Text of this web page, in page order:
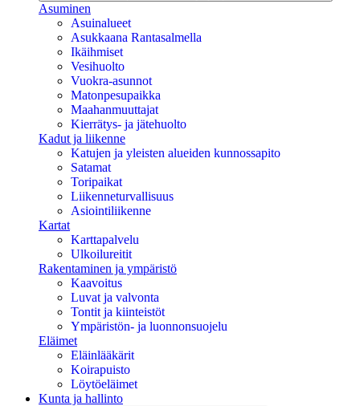
Asuminen
Asuinalueet
Asukkaana Rantasalmella
Ikäihmiset
Vesihuolto
Vuokra-asunnot
Matonpesupaikka
Maahanmuuttajat
Kierrätys- ja jätehuolto
Kadut ja liikenne
Katujen ja yleisten alueiden kunnossapito
Satamat
Toripaikat
Liikenneturvallisuus
Asiointiliikenne
Kartat
Karttapalvelu
Ulkoilureitit
Rakentaminen ja ympäristö
Kaavoitus
Luvat ja valvonta
Tontit ja kiinteistöt
Ympäristön- ja luonnonsuojelu
Eläimet
Eläinlääkärit
Koirapuisto
Löytöeläimet
Kunta ja hallinto